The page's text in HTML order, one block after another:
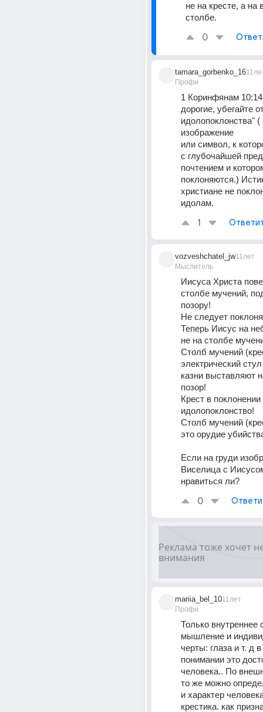
не на кресте, а на
столбе.
0
tamara_gorbenko_16
Профи
1 Коринфянам
дорогие, убегайте
идолопоклонства"
изображение
или символ, к
с глубочайшей
почтением и
поклоняются.)
христиане не
идолам.
1
vozveshchatel_jw
Мыслитель
11лет
Иисуса Христа
столбе мучений,
позору!
Не следует
Теперь Иисус на
не на столбе
Столб мучений
электрический
казни выставляют
позор!
Крест в поклонении
идолопоклонство!
Столб мучений
это орудие
Если на груди
Виселица с
нравиться ли?
0
mariia_bel_10
Профи
11лет
Только внутреннее
мышление и
черты: глаза и т. д
понимании это
человека.. По
то же можно
и характер
крестика. как